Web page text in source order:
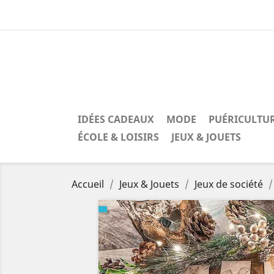
IDÉES CADEAUX MODE
ÉCOLE & LOISIRS
JEUX & JOUETS
Accueil Jeux & Jouets Jeux de société